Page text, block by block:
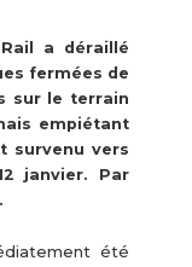
a déraillé
fermées de
sur le terrain
empiétant
survenu vers
janvier. Par
été